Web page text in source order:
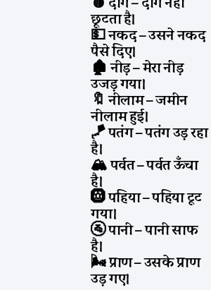
छूटता है।
💵 नकद – उसने नकद
पैसे दिए।
🏚️ नीड़ – मेरा नीड़
उजड़ गया।
🔖 नीलाम – जमीन
नीलाम हुई।
🪁 पतंग – पतंग उड़ रहा
है।
🏔️ पर्वत – पर्वत ऊँचा
है।
🛞 पहिया – पहिया टूट
गया।
🚰 पानी – पानी साफ
है।
🌬️ प्राण – उसके प्राण
उड़ गए।